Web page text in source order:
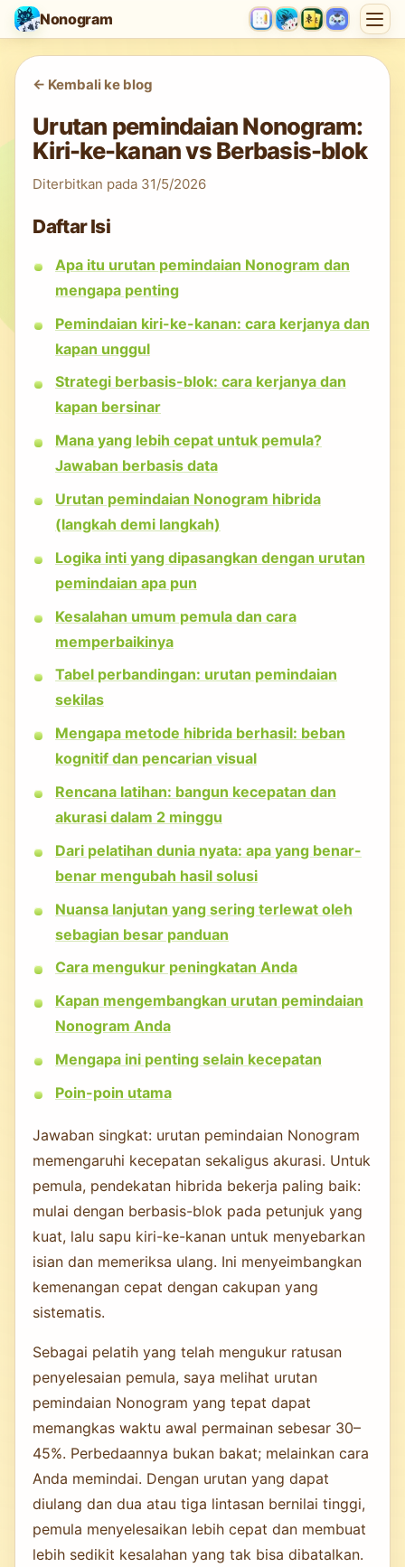
Nonogram
<- Kembali ke blog
Urutan pemindaian Nonogram:
Kiri-ke-kanan vs Berbasis-blok
Diterbitkan pada 31/5/2026
Daftar Isi
Apa itu urutan pemindaian Nonogram dan
mengapa penting
Pemindaian kiri-ke-kanan: cara kerjanya dan
kapan unggul
Strategi berbasis-blok: cara kerjanya dan
kapan bersinar
Mana yang lebih cepat untuk pemula?
Jawaban berbasis data
Urutan pemindaian Nonogram hibrida
(langkah demi langkah)
Logika inti yang dipasangkan dengan urutan
pemindaian apa pun
Kesalahan umum pemula dan cara
memperbaikinya
Tabel perbandingan: urutan pemindaian
sekilas
Mengapa metode hibrida berhasil: beban
kognitif dan pencarian visual
Rencana latihan: bangun kecepatan dan
akurasi dalam 2 minggu
Dari pelatihan dunia nyata: apa yang benar-
benar mengubah hasil solusi
Nuansa lanjutan yang sering terlewat oleh
sebagian besar panduan
Cara mengukur peningkatan Anda
Kapan mengembangkan urutan pemindaian
Nonogram Anda
Mengapa ini penting selain kecepatan
Poin-poin utama
Jawaban singkat: urutan pemindaian Nonogram
memengaruhi kecepatan sekaligus akurasi. Untuk
pemula, pendekatan hibrida bekerja paling baik:
mulai dengan berbasis-blok pada petunjuk yang
kuat, lalu sapu kiri-ke-kanan untuk menyebarkan
isian dan memeriksa ulang. Ini menyeimbangkan
kemenangan cepat dengan cakupan yang
sistematis.
Sebagai pelatih yang telah mengukur ratusan
penyelesaian pemula, saya melihat urutan
pemindaian Nonogram yang tepat dapat
memangkas waktu awal permainan sebesar 30–
45%. Perbedaannya bukan bakat; melainkan cara
Anda memindai. Dengan urutan yang dapat
diulang dan dua atau tiga lintasan bernilai tinggi,
pemula menyelesaikan lebih cepat dan membuat
lebih sedikit kesalahan yang tak bisa dibatalkan.